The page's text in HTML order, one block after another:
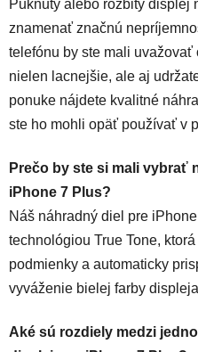
Puknutý alebo rozbitý displej
znamenať značnú
telefónu by ste mali
nielen lacnejšie, ale aj
ponuke nájdete kvalitné
ste ho mohli opäť používať v
Prečo by ste si mali vybrať
iPhone 7 Plus?
Náš náhradný diel pre
technológiou True Tone,
podmienky a automaticky
vyváženie bielej farby
Aké sú rozdiely medzi